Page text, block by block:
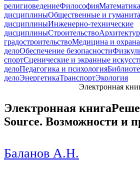
религиоведениеФилософияМатематика
дисциплиныОбщественные и
дисциплиныИнженерно-технические
дисциплиныСтроительство
градостроительствоМедицина и охрана
делоОбеспечение безопасности
спортСценические и экранные
делоПедагогика и психология
делоЭнергетикаТранспортЭкология
Электронная
Электронная книга
Source. Возможности и
Баланов А.Н.